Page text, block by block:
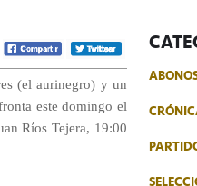
(el aurinegro) y un
este domingo el
Ríos Tejera, 19:00